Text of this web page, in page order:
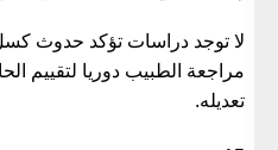
لا توجد دراسات تؤكد حدوث
مراجعة الطبيب دوريا لتقييم
تعديله.